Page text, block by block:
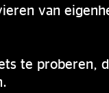
van
te proberen,